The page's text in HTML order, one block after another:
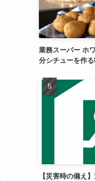
業務スーパー ホ
分シチューを作
【災害時の備え